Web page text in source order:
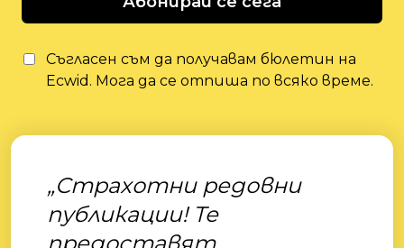
Съгласен съм да получавам бюлетин на
Ecwid. Мога да се отпиша по всяко време.
„Страхотни редовни
публикации! Те